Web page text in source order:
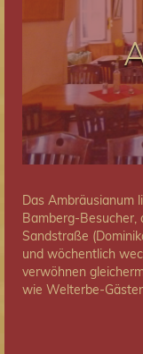
Das Ambräusianum
Bamberg-Besucher,
Sandstraße
und wöchentlich
verwöhnen
wie Welterbe-